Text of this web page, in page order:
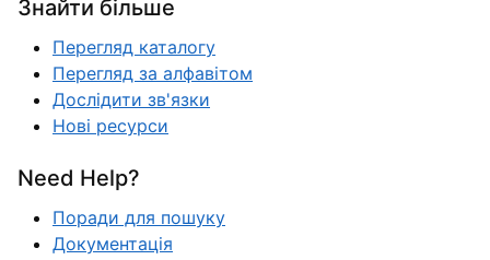
Знайти більше
Перегляд каталогу
Перегляд за алфавітом
Дослідити зв'язки
Нові ресурси
Need Help?
Поради для пошуку
Документація